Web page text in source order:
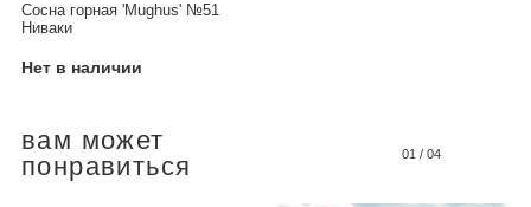
Сосна горная 'Mughus' №51
Ниваки
Нет в наличии
вам может
понравиться
01 / 04